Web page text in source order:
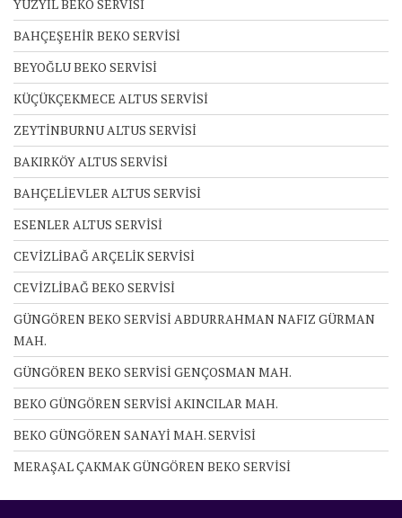
YÜZYIL BEKO SERVİSİ
BAHÇEŞEHİR BEKO SERVİSİ
BEYOĞLU BEKO SERVİSİ
KÜÇÜKÇEKMECE ALTUS SERVİSİ
ZEYTİNBURNU ALTUS SERVİSİ
BAKIRKÖY ALTUS SERVİSİ
BAHÇELİEVLER ALTUS SERVİSİ
ESENLER ALTUS SERVİSİ
CEVİZLİBAĞ ARÇELİK SERVİSİ
CEVİZLİBAĞ BEKO SERVİSİ
GÜNGÖREN BEKO SERVİSİ ABDURRAHMAN NAFIZ GÜRMAN
MAH.
GÜNGÖREN BEKO SERVİSİ GENÇOSMAN MAH.
BEKO GÜNGÖREN SERVİSİ AKINCILAR MAH.
BEKO GÜNGÖREN SANAYİ MAH. SERVİSİ
MERAŞAL ÇAKMAK GÜNGÖREN BEKO SERVİSİ